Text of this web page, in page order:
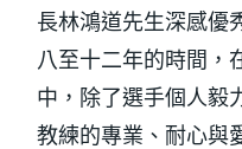
長林鴻道先生深感優
八至十二年的時間，
中，除了選手個人毅
教練的專業、耐心與